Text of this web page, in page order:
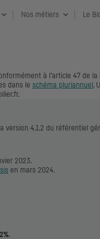
Nos métiers Le
à l’article 47 de la
dans le schéma pluriannuel .
version 4.1.2 du référentiel
2023.
en mars 2024.
.